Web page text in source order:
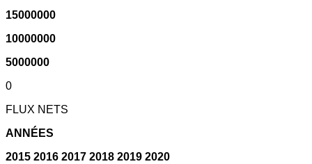
15000000
10000000
5000000
0
FLUX NETS
ANNÉES
2015 2016 2017 2018 2019 2020